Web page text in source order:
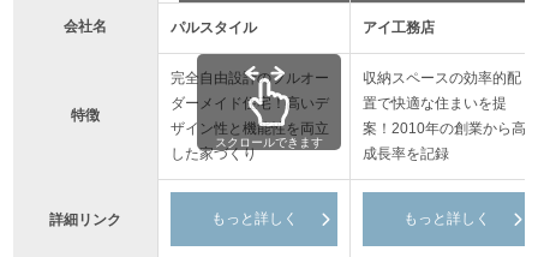
会社名 パルスタイル アイ工務店
特徴
完全自由設計のフルオー
ダーメイド住宅！高いデ
ザイン性と機能性を両立
した家づくり
収納スペースの効率的配
置で快適な住まいを提
案！2010年の創業から高
成長率を記録
詳細リンク もっと詳しく もっと詳しく
スクロールできます